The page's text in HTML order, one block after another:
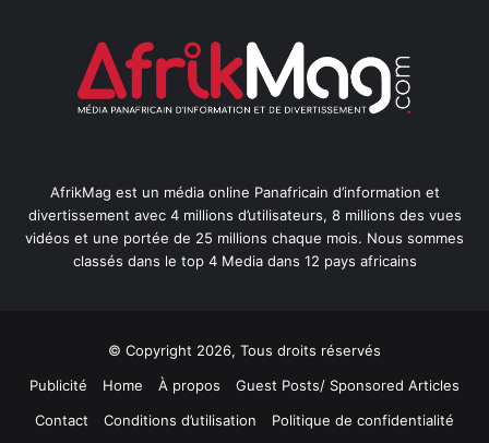
AfrikMag est un média online Panafricain d’information et
divertissement avec 4 millions d’utilisateurs, 8 millions des vues
vidéos et une portée de 25 millions chaque mois. Nous sommes
classés dans le top 4 Media dans 12 pays africains
© Copyright 2026, Tous droits réservés
Publicité
Home À propos
Guest Posts/ Sponsored Articles
Contact
Conditions d’utilisation Politique de confidentialité